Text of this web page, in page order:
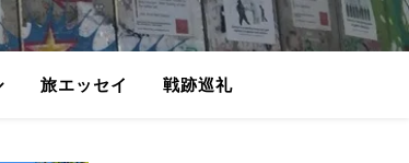
旅エッセイ 戦跡巡礼